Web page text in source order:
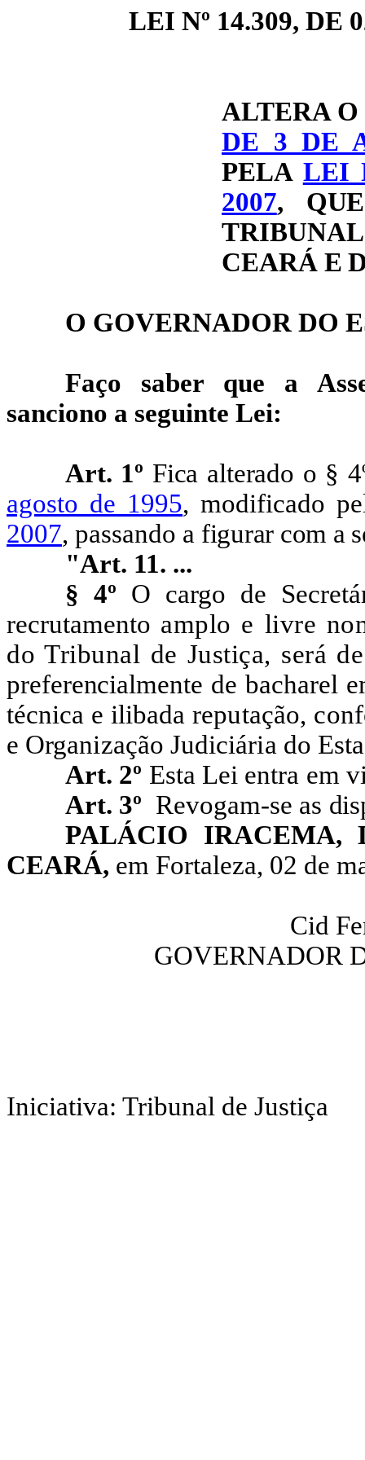
LEI Nº 14.309, DE
ALTERA O
DE 3 DE
PELA LEI
2007,
CEARÁ E
O GOVERNADOR DO
Faço saber que a
sanciono a seguinte Lei:
Art. 1º Fica alterado o §
agosto de 1995, modificado
2007, passando a figurar com a
"Art. 11. ...
§ 4º O cargo de
recrutamento amplo e livre
do Tribunal de Justiça, será
preferencialmente de bacharel
técnica e ilibadareputação,
e Organização Judiciária do
Art. 2º Esta Lei entra em
Art. 3º Revogam-se as
PALÁCIO IRACEMA,
CEARÁ, em Fortaleza, 02 de
Cid
GOVERNADOR
Iniciativa: Tribunal de Justiça